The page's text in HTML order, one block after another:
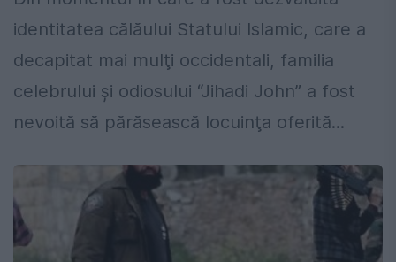
identitatea călăului Statului Islamic, care a
decapitat mai mulţi occidentali, familia
celebrului şi odiosului “Jihadi John” a fost
nevoită să părăsească locuinţa oferită...